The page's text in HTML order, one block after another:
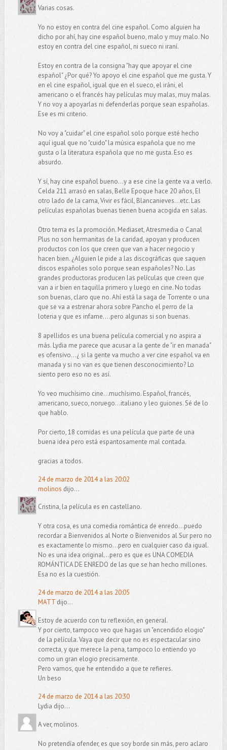
Varias cosas.
Yo no estoy en contra del cine español. Como alguien ha
dicho por ahí, hay cine español bueno, malo y muy malo. No
estoy en contra del cine español, ni sueco ni iraní.
Estoy en contra de la consigna "hay que apoyar el cine
español" ¿Por qué? Yo apoyo el cine español que me gusta. Y
en el cine español, igual que en el sueco, el iráni, el
americano o el francés hay películas muy malas, muy malas.
Y no voy a apoyarlas ni defenderlas porque sean españolas.
Ese es mi criterio.
No voy a "cuidar" el cine español solo porque esté hecho
aquí igual que no "cuido" la música española que no me
gusta o la literatura española que no me gusta. Eso es
absurdo.
Y sí, hay cine español bueno...y a ese cine la gente va a verlo.
Celda 211 arrasó en salas, Belle Epoque hace 20 años, El
otro lado de la cama, Vivir es fácil, Blancanieves...etc. Las
películas españolas buenas tienen buena acogida en salas.
Otro tema es la promoción. Mediaset, Atresmedia o Canal
Plus no son hermanitas de la caridad, apoyan y producen
productos con los que creen que van a hacer negocio y
hacen bien. ¿Alguien le pide a las discográficas que saquen
discos españoles solo porque sean españoles? No. Las
grandes productoras producen las películas que creen que
van a ir bien en taquilla primero y luego en cine. No todas
son buenas, claro que no. Ahí está la saga de Torrente o una
que se va a estrenar ahora sobre Pancho el perro de la
loteria y que es infame....pero algunas si son buenas.
8 apellidos es una buena película comercial y no aspira a
más. Lydia me parece que acusar a la gente de "ir en manada"
es ofensivo...¿ si la gente va mucho a ver cine español va en
manada y si no van es que tienen desconocimiento? Lo
siento pero eso no es así.
Yo veo muchísimo cine...muchísimo. Español, francés,
americano, sueco, noruego...italiano y leo guiones. Sé de lo
que hablo.
Por cierto, 18 comidas es una película que parte de una
buena idea pero está espantosamente mal contada.
gracias a todos.
24 de marzo de 2014 a las 20:02
molinos dijo...
Cristina, la película es en castellano.
Y otra cosa, es una comedia romántica de enredo...puedo
recordar a Bienvenidos al Norte o Bienvenidos al Sur pero no
es exactamente lo mismo...pero en cualquier caso da igual.
No es una idea original...pero es que es UNA COMEDIA
ROMÁNTICA DE ENREDO de las que se han hecho millones.
Esa no es la cuestión.
24 de marzo de 2014 a las 20:05
MATTdijo...
Estoy de acuerdo con tu reflexión, en general.
Y por cierto, tampoco veo que hagas un "encendido elogio"
de la película. Vaya que decir que no es espectacular sino
correcta, y que merece la pena, tampoco lo entiendo yo
como un gran elogio precisamente.
Pero vamos, que he entendido a que te refieres.
Un beso
24 de marzo de 2014 a las 20:30
Lydia dijo...
A ver, molinos.
No pretendía ofender, es que soy borde sin más, pero aclaro